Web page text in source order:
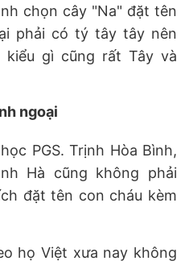
chọn cây "Na" đặt tên
phải có tý tây tây nên
kiểu gì cũng rất Tây và
ngoại
PGS. Trịnh Hòa Bình,
Hà cũng không phải
đặt tên con cháu kèm
họ Việt xưa nay không